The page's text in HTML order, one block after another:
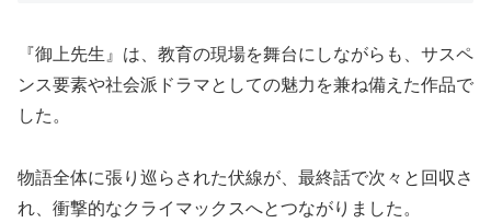
『御上先生』は、教育の現場を舞台にしながらも、サスペ
ンス要素や社会派ドラマとしての魅力を兼ね備えた作品で
した。
物語全体に張り巡らされた伏線が、最終話で次々と回収さ
れ、衝撃的なクライマックスへとつながりました。